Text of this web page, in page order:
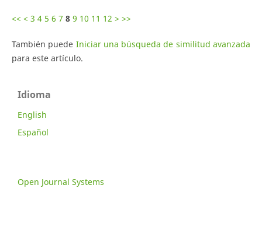
<< < 3 4 5 6 7 8 9 10 11 12 > >>
También puede Iniciar una búsqueda de similitud avanzada
para este artículo.
Idioma
English
Español
Open Journal Systems